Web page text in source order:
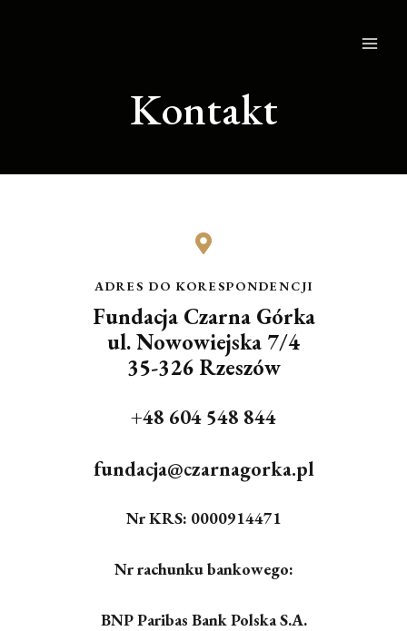
Kontakt
ADRES DO KORESPONDENCJI
Fundacja Czarna Górka
ul. Nowowiejska 7/4
35-326 Rzeszów
+48 604 548 844
fundacja@czarnagorka.pl
Nr KRS: 0000914471
Nr rachunku bankowego:
BNP Paribas Bank Polska S.A.